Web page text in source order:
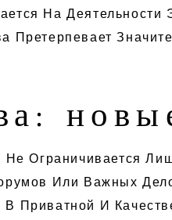
На Деятельности
Претерпевает
Ограничивается
Или Важных
Приватной И